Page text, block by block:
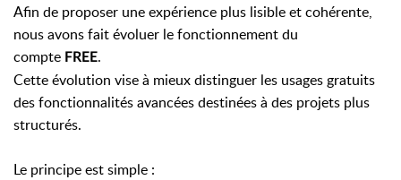
Afin de proposer une expérience plus lisible et cohérente,
nous avons fait évoluer le fonctionnement du
compte FREE.
Cette évolution vise à mieux distinguer les usages gratuits
des fonctionnalités avancées destinées à des projets plus
structurés.
Le principe est simple :